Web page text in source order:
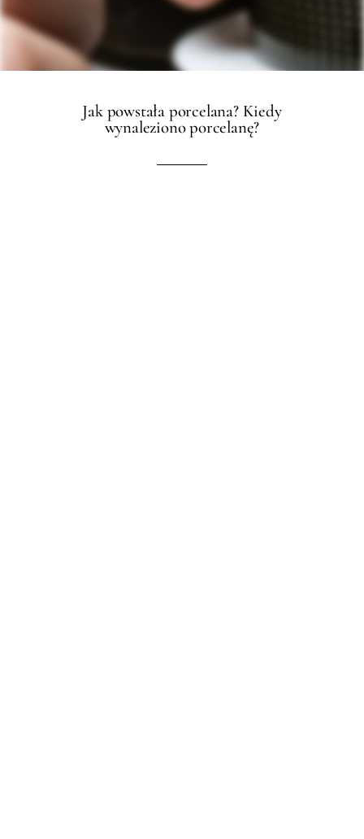
Jak powstała porcelana? Kiedy
wynaleziono porcelanę?